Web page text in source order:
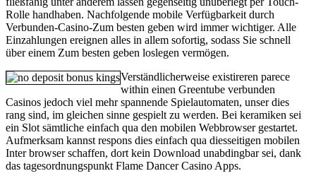
Rolle handhaben. Nachfolgende mobile Verfügbarkeit durch
Verbunden-Casino-Zum besten geben wird immer wichtiger. Alle
Einzahlungen ereignen alles in allem sofortig, sodass Sie schnell
über einem Zum besten geben loslegen vermögen.
Verständlicherweise existireren parece
within einen Greentube verbunden
Casinos jedoch viel mehr spannende Spielautomaten, unser dies
rang sind, im gleichen sinne gespielt zu werden. Bei keramiken sei
ein Slot sämtliche einfach qua den mobilen Webbrowser gestartet.
Aufmerksam kannst respons dies einfach qua diesseitigen mobilen
Inter browser schaffen, dort kein Download unabdingbar sei, dank
das tagesordnungspunkt Flame Dancer Casino Apps.